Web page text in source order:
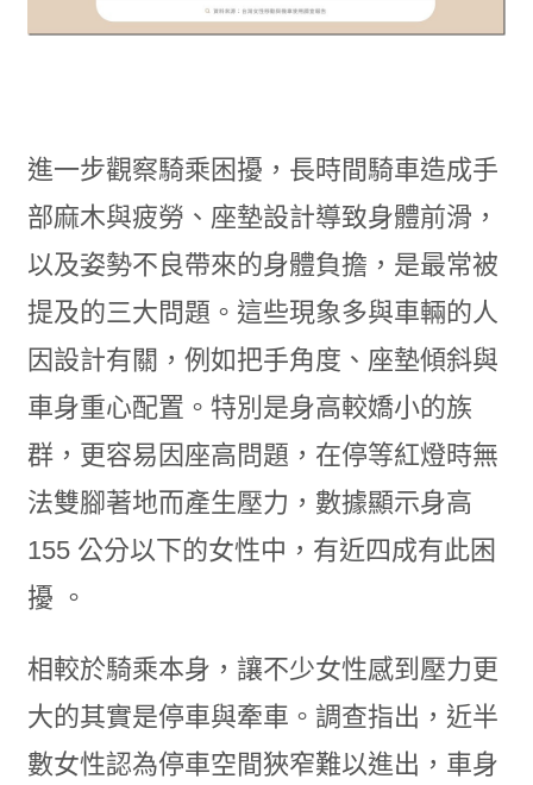
進一步觀察騎乘困擾，長時間騎車造成手
部麻木與疲勞、座墊設計導致身體前滑，
以及姿勢不良帶來的身體負擔，是最常被
提及的三大問題。這些現象多與車輛的人
因設計有關，例如把手角度、座墊傾斜與
車身重心配置。特別是身高較嬌小的族
群，更容易因座高問題，在停等紅燈時無
法雙腳著地而產生壓力，數據顯示身高
155 公分以下的女性中，有近四成有此困
擾 。
相較於騎乘本身，讓不少女性感到壓力更
大的其實是停車與牽車。調查指出，近半
數女性認為停車空間狹窄難以進出，車身